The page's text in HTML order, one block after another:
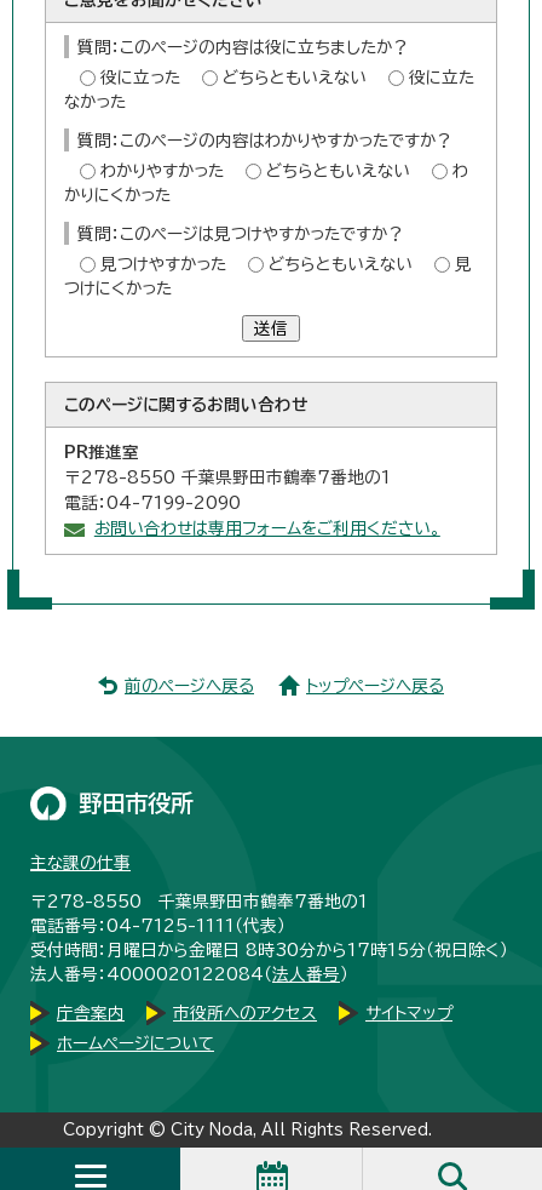
質問：このページの内容は役に立ちましたか？
役に立った
どちらともいえない
役に立た
なかった
質問：このページの内容はわかりやすかったですか？
わかりやすかった
どちらともいえない
わ
かりにくかった
質問：このページは見つけやすかったですか？
見つけやすかった
どちらともいえない
見
つけにくかった
送信
このページに関するお問い合わせ
PR推進室
〒278-8550 千葉県野田市鶴奉7番地の1
電話：04-7199-2090
お問い合わせは専用フォームをご利用ください。
前のページへ戻る トップページへ戻る
野田市役所
主な課の仕事
〒278-8550 千葉県野田市鶴奉7番地の1
電話番号：04-7125-1111（代表）
受付時間：月曜日から金曜日 8時30分から17時15分（祝日除く）
法人番号：4000020122084（法人番号 ）
庁舎案内 市役所へのアクセス
サイトマップ
ホームページについて
Copyright © City Noda, All Rights Reserved.